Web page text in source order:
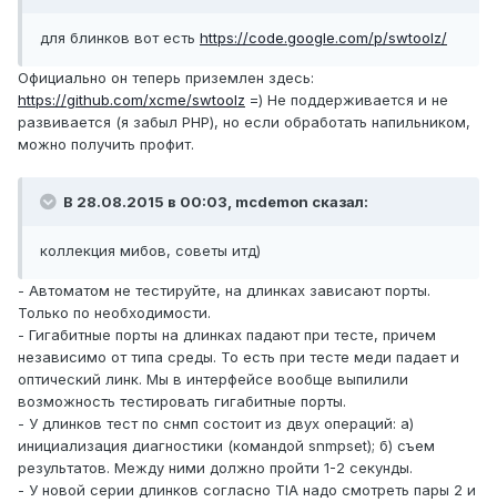
для блинков вот есть https://code.google.com/p/swtoolz/
Официально он теперь приземлен здесь:
https://github.com/xcme/swtoolz =) Не поддерживается и не
развивается (я забыл PHP), но если обработать напильником,
можно получить профит.
В 28.08.2015 в 00:03, mcdemon сказал:
коллекция мибов, советы итд)
- Автоматом не тестируйте, на длинках зависают порты.
Только по необходимости.
- Гигабитные порты на длинках падают при тесте, причем
независимо от типа среды. То есть при тесте меди падает и
оптический линк. Мы в интерфейсе вообще выпилили
возможность тестировать гигабитные порты.
- У длинков тест по снмп состоит из двух операций: а)
инициализация диагностики (командой snmpset); б) съем
результатов. Между ними должно пройти 1-2 секунды.
- У новой серии длинков согласно TIA надо смотреть пары 2 и